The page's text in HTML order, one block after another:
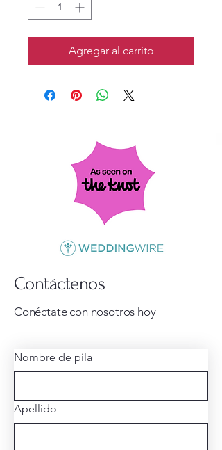
Agregar al carrito
Contáctenos
Conéctate con nosotros hoy
Nombre de pila
Apellido